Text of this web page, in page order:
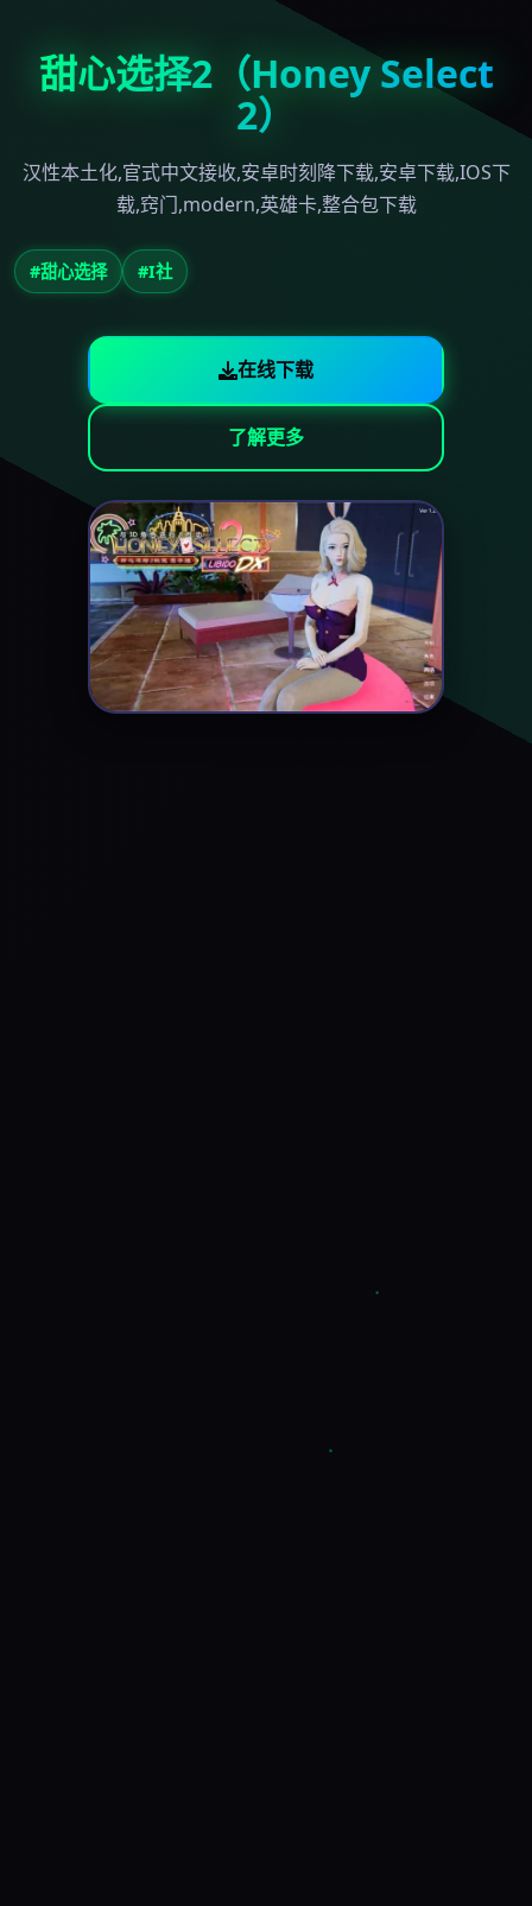
甜心选择2（Honey Select
2）
汉性本土化,官式中文接收,安卓时刻降下载,安卓下载,IOS下
载,窍门,modern,英雄卡,整合包下载
#甜心选择 #I社
在线下载
了解更多